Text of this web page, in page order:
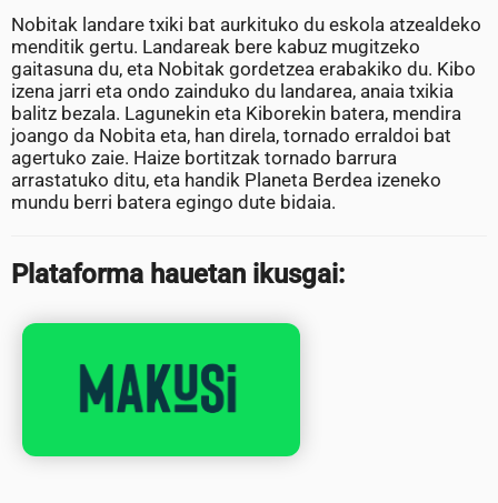
Nobitak landare txiki bat aurkituko du eskola atzealdeko
menditik gertu. Landareak bere kabuz mugitzeko
gaitasuna du, eta Nobitak gordetzea erabakiko du. Kibo
izena jarri eta ondo zainduko du landarea, anaia txikia
balitz bezala. Lagunekin eta Kiborekin batera, mendira
joango da Nobita eta, han direla, tornado erraldoi bat
agertuko zaie. Haize bortitzak tornado barrura
arrastatuko ditu, eta handik Planeta Berdea izeneko
mundu berri batera egingo dute bidaia.
Plataforma hauetan ikusgai: